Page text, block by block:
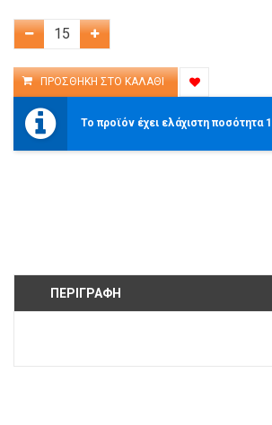
Το προϊόν έχει ελάχιστη ποσότητα
ΠΕΡΙΓΡΑΦΉ